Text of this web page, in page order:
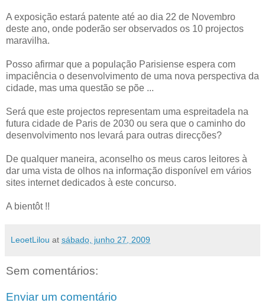
A exposição estará patente até ao dia 22 de Novembro
deste ano, onde poderão ser observados os 10 projectos
maravilha.
Posso afirmar que a população Parisiense espera com
impaciência o desenvolvimento de uma nova perspectiva da
cidade, mas uma questão se põe ...
Será que este projectos representam uma espreitadela na
futura cidade de Paris de 2030 ou sera que o caminho do
desenvolvimento nos levará para outras direcções?
De qualquer maneira, aconselho os meus caros leitores à
dar uma vista de olhos na informação disponível em vários
sites internet dedicados à este concurso.
A bientôt !!
LeoetLilou at sábado, junho 27, 2009
Sem comentários:
Enviar um comentário